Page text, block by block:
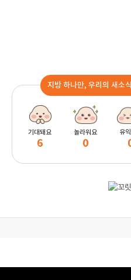
지방 하나만, 우리의 새소
기대돼요
6
놀라워요
0
유